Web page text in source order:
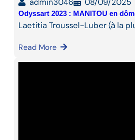
Odyssart 2023 : MANITOU en
Laetitia Troussel-Luber (à la
Read More